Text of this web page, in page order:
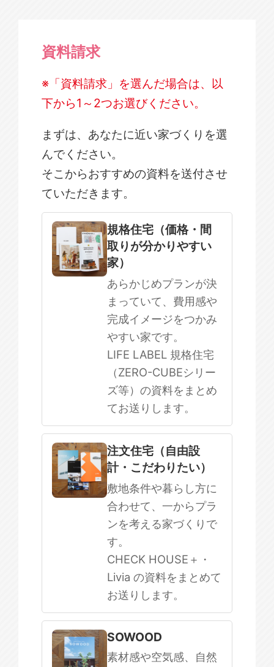
資料請求
※「資料請求」を選んだ場合は、以
下から1～2つお選びください。
まずは、あなたに近い家づくりを選
んでください。
そこからおすすめの資料を送付させ
ていただきます。
規格住宅
注文住宅
SOWOOD
まだ何も決まっていない
規格住宅（価格・間
取りが分かりやすい
家）
あらかじめプランが決
まっていて、費用感や
完成イメージをつかみ
やすい家です。
LIFE LABEL 規格住宅
（ZERO-CUBEシリー
ズ等）の資料をまとめ
てお送りします。
注文住宅（自由設
計・こだわりたい）
敷地条件や暮らし方に
合わせて、一からプラ
ンを考える家づくりで
す。
CHECK HOUSE＋・
Livia の資料をまとめて
お送りします。
SOWOOD
素材感や空気感、自然